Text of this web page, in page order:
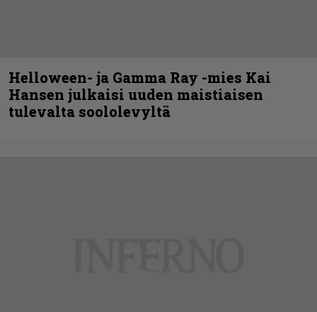
Helloween- ja Gamma Ray -mies Kai
Hansen julkaisi uuden maistiaisen
tulevalta soololevyltä